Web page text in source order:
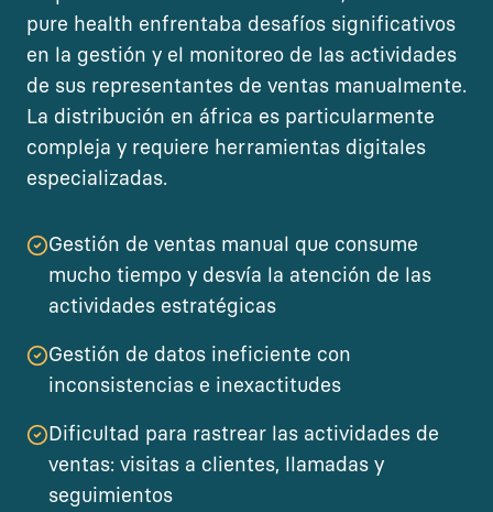
pure health enfrentaba desafíos significativos
en la gestión y el monitoreo de las actividades
de sus representantes de ventas manualmente.
La distribución en áfrica es particularmente
compleja y requiere herramientas digitales
especializadas.
Gestión de ventas manual que consume
mucho tiempo y desvía la atención de las
actividades estratégicas
Gestión de datos ineficiente con
inconsistencias e inexactitudes
Dificultad para rastrear las actividades de
ventas: visitas a clientes, llamadas y
seguimientos